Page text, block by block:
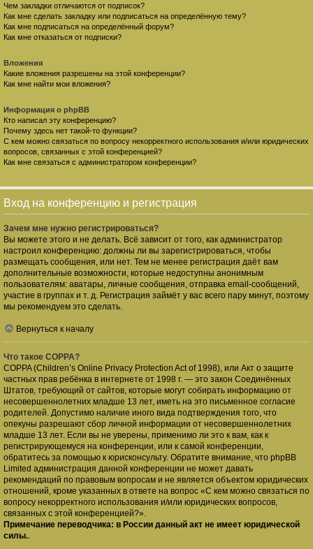
Чем закладки отличаются от подписок?
Как мне сделать закладку или подписаться на определённую тему?
Как мне подписаться на определённый форум?
Как мне отказаться от подписки?
Вложения
Какие вложения разрешены на этой конференции?
Как мне найти мои вложения?
Информация о phpBB
Кто написал эту конференцию?
Почему здесь нет такой-то функции?
С кем можно связаться по вопросу некорректного использования и/или юридических
вопросов, связанных с этой конференцией?
Как мне связаться с администратором конференции?
Вход на конференцию и регистрация
Зачем мне нужно регистрироваться?
Вы можете этого и не делать. Всё зависит от того, как администратор
настроил конференцию: должны ли вы зарегистрироваться, чтобы
размещать сообщения, или нет. Тем не менее регистрация даёт вам
дополнительные возможности, которые недоступны анонимным
пользователям: аватары, личные сообщения, отправка email-сообщений,
участие в группах и т. д. Регистрация займёт у вас всего пару минут, поэтому
мы рекомендуем это сделать.
Вернуться к началу
Что такое COPPA?
COPPA (Children’s Online Privacy Protection Act of 1998), или Акт о защите
частных прав ребёнка в интернете от 1998 г. — это закон Соединённых
Штатов, требующий от сайтов, которые могут собирать информацию от
несовершеннолетних младше 13 лет, иметь на это письменное согласие
родителей. Допустимо наличие иного вида подтверждения того, что
опекуны разрешают сбор личной информации от несовершеннолетних
младше 13 лет. Если вы не уверены, применимо ли это к вам, как к
регистрирующемуся на конференции, или к самой конференции,
обратитесь за помощью к юрисконсульту. Обратите внимание, что phpBB
Limited администрация данной конференции не может давать
рекомендаций по правовым вопросам и не является объектом юридических
отношений, кроме указанных в ответе на вопрос «С кем можно связаться по
вопросу некорректного использования и/или юридических вопросов,
связанных с этой конференцией?».
Примечание переводчика: в России данный акт не имеет юридической
силы..